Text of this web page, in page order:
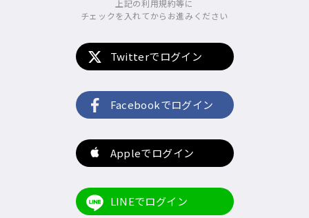
上記の利用規約等に
チェックを入れてからお進みください
Twitterでログイン
Facebookでログイン
Appleでログイン
LINEでログイン